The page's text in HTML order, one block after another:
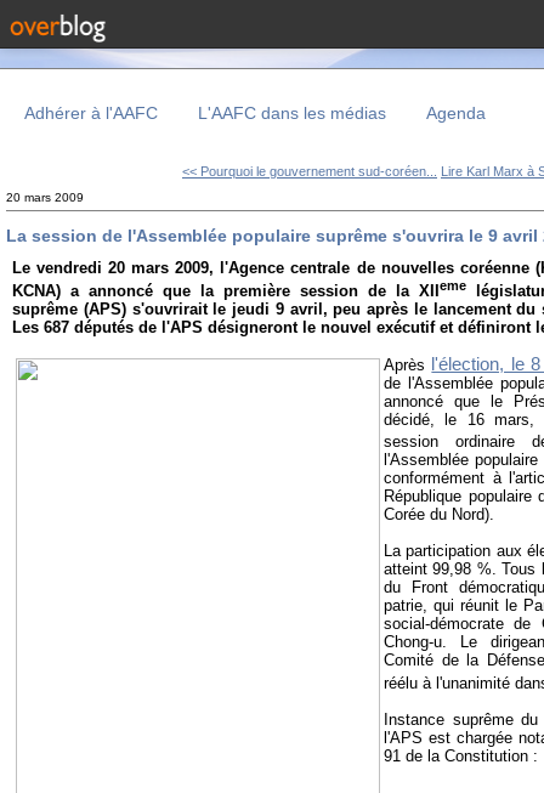
Adhérer à l'AAFC L'AAFC dans les médias Agenda
<< Pourquoi le gouvernement sud-coréen... Lire Karl Marx à
20 mars 2009
La session de l'Assemblée populaire suprême s'ouvrira le 9 avril
Le vendredi 20 mars 2009, l'Agence centrale de nouvelles coréenne
KCNA) a annoncé que la première session de la XIIeme
suprême (APS) s'ouvrirait le jeudi 9 avril, peu après le lancement du
Les 687 députés de l'APS désigneront le nouvel exécutif et définiront
Après l'élection, le
de l'Assemblée
annoncé que le
décidé, le 16 mars,
session ordinaire
l'Assemblée
conformément à
République populaire
Corée du Nord).
La participation aux
atteint 99,98 %. Tous
du Front
patrie, qui réunit le
social-démocrate
Chong-u. Le
Comité de la
réélu à l'unanimité
Instance suprême
l'APS est chargée
91 de la Constitution :